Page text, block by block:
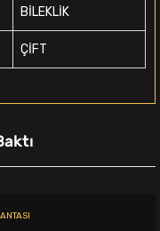
BİLEKLİK
ÇİFT